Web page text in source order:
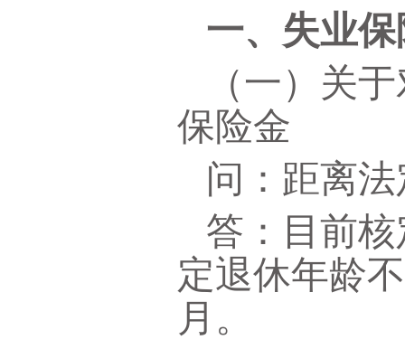
一、失业
（一）关
保险金
问：距离
答：目前
定退休年龄
月。